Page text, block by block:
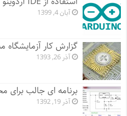
آبان 4, 1399
گزارش کار
آذر 26, 1393
برنامه ای جالب برای
آذر 19, 1392